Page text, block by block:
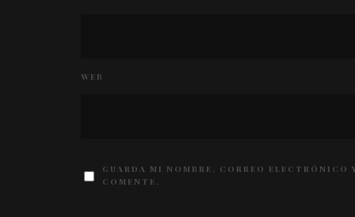
WEB
GUARDA MI NOMBRE, CORREO ELECTRÓNICO
COMENTE.